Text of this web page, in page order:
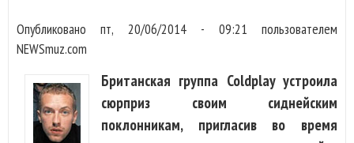
Опубликованопт, 20/06/2014 - 09:21 пользователем
NEWSmuz.com
Британская группа Coldplay устроила
сюрприз своим сиднейским
поклонникам, пригласив во время